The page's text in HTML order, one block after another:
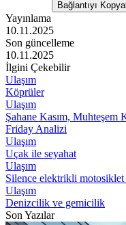
Bağlantıyı
Yayınlama
10.11.2025
Son güncelleme
10.11.2025
İlgini Çekebilir
Ulaşım
Köprüler
Ulaşım
Şahane Kasım,
Friday Analizi
Ulaşım
Uçak ile seyahat
Ulaşım
Silence elektrikli motosiklet
Ulaşım
Denizcilik ve gemicilik
Son Yazılar